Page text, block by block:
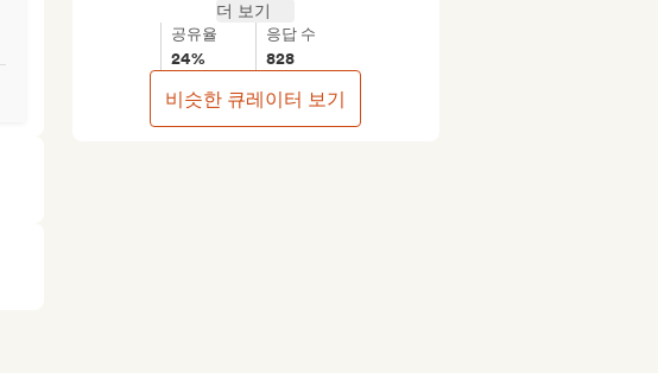
더 보기
공유율
24%
응답 수
828
비슷한 큐레이터 보기